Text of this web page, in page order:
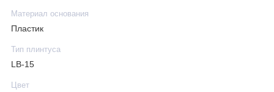
Материал основания
Пластик
Тип плинтуса
LB-15
Цвет